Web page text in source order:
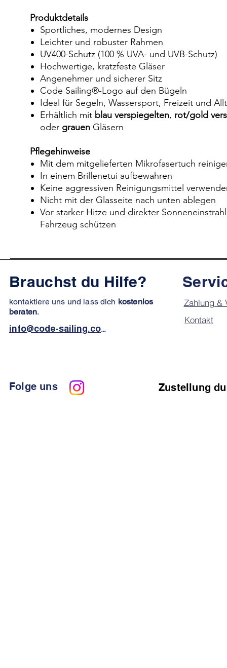
Produktdetails
Sportliches, modernes Design
Leichter und robuster Rahmen
UV400-Schutz (100 % UVA- und UVB-Schutz)
Hochwertige, kratzfeste Gläser
Angenehmer und sicherer Sitz
Code Sailing®-Logo auf den Bügeln
Ideal für Segeln, Wassersport, Freizeit und
Erhältlich mit blau verspiegelten, rot/gold
oder grauenGläsern
Pflegehinweise
Mit dem mitgelieferten Mikrofasertuch
In einem Brillenetui aufbewahren
Keine aggressiven Reinigungsmittel
Nicht mit der Glasseite nach unten ablegen
Vor starker Hitze und direkter
Fahrzeug schützen
Brauchst du Hilfe?
kontaktiere uns und lass dich kostenlos
beraten.
info@code-sailing.com
Zahlung &
Kontakt
Folge uns Zustellung